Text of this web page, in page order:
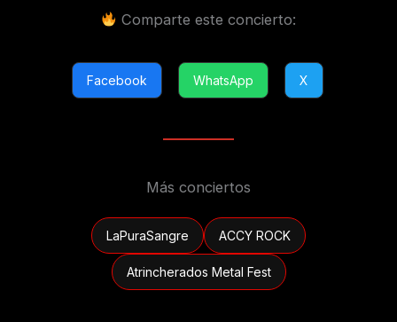
Comparte este concierto:
Facebook WhatsApp X
Más conciertos
LaPuraSangre ACCY ROCK
Atrincherados Metal Fest